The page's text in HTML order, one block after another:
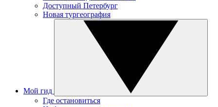
Доступный Петербург
Новая тургеография
Мой гид
Где остановиться